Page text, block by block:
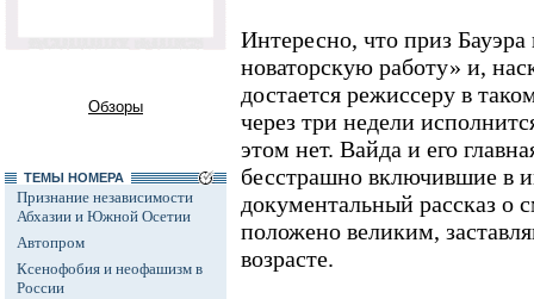
Обзоры
ТЕМЫ НОМЕРА
Признание независимости
Абхазии и Южной Осетии
Автопром
Ксенофобия и неофашизм в
России
Интересно, что приз Бауэра
новаторскую работу» и,
достается режиссеру в
через три недели
этом нет. Вайда и его
бесстрашно включившие в
документальный рассказ о
положено великим,
возрасте.